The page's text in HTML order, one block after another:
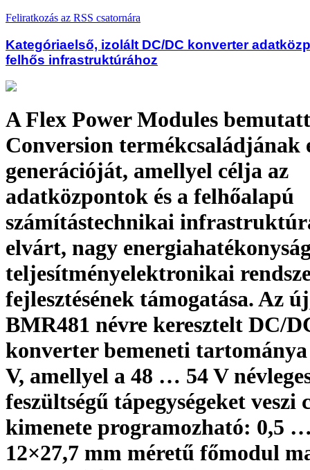
Feliratkozás az RSS csatornára
Kategóriaelső, izolált DC/DC konverter
felhős infrastruktúrához
A Flex Power Modules
Conversion termékcsaládjának
generációját, amellyel célja az
adatközpontok és a felhőalapú
számítástechnikai
elvárt, nagy
teljesítményelektronikai
fejlesztésének támogatása. Az
BMR481 névre keresztelt DC/
konverter bemeneti
V, amellyel a 48 … 54 V
feszültségű tápegységeket veszi
kimenete programozható: 0,5
12×27,7 mm méretű főmodul